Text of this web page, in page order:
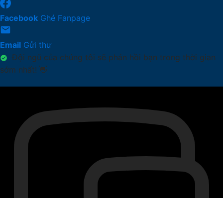
Facebook Ghé Fanpage
Email Gửi thư
Đội ngũ của chúng tôi sẽ phản hồi bạn trong thời gian
sớm nhất! 👋